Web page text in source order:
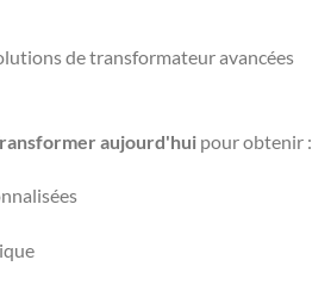
de transformateur avancées
aujourd'hui pour obtenir :